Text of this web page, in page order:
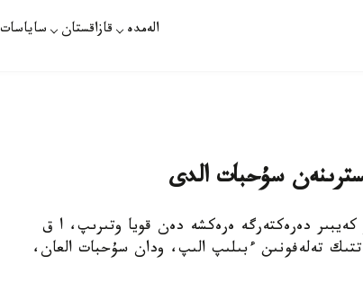
الەمدە قازاقستان ساياسات
سۇحبات الدى
كەيبىر دەرەكتەرگە ەرەكشە دەن قويا وتىرىپ، ا ق
تەلەفونىن ءبىلىپ الىپ، ودان سۇحبات العان،